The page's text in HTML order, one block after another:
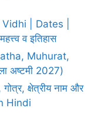
| Dates |
व इतिहास
Muhurat,
अष्टमी 2027)
गोत्र, क्षेत्रीय नाम और
Hindi